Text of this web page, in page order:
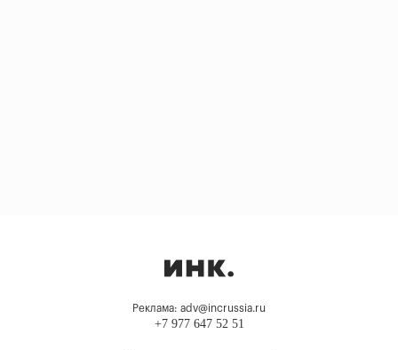
Реклама: adv@incrussia.ru
+7 977 647 52 51